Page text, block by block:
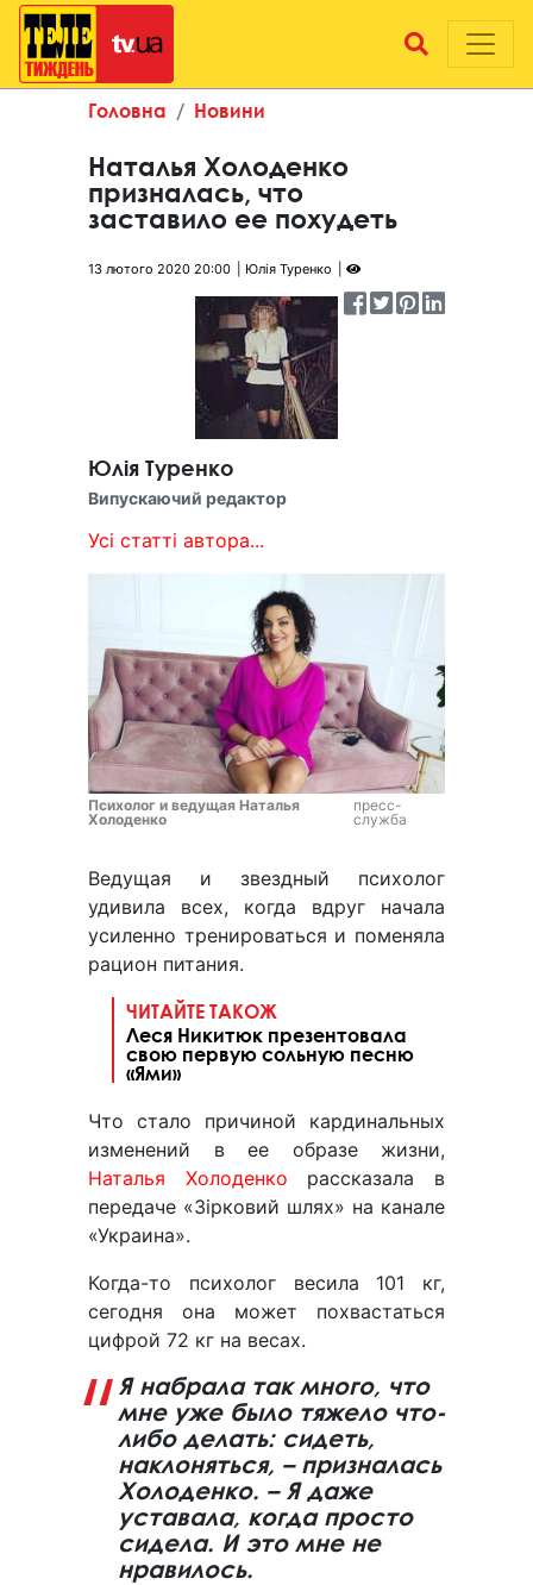
Головна Новини
Наталья Холоденко
призналась, что
заставило ее похудеть
13 лютого 2020 20:00 Юлія Туренко
Юлія Туренко
Випускаючий редактор
Усі статті автора...
Психолог и ведущая Наталья
Холоденко
пресс-
служба
Ведущая и звездный психолог
удивила всех, когда вдруг начала
усиленно тренироваться и поменяла
рацион питания.
ЧИТАЙТЕ ТАКОЖ
Леся Никитюк презентовала
свою первую сольную песню
«Ями»
Что стало причиной кардинальных
изменений в ее образе жизни,
Наталья Холоденко рассказала в
передаче «Зірковий шлях» на канале
«Украина».
Когда-то психолог весила 101 кг,
сегодня она может похвастаться
цифрой 72 кг на весах.
Я набрала так много, что
мне уже было тяжело что-
либо делать: сидеть,
наклоняться, – призналась
Холоденко. – Я даже
уставала, когда просто
сидела. И это мне не
нравилось.